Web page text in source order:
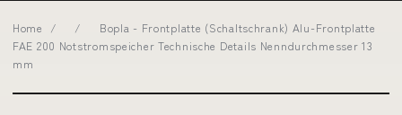
Home / /
Bopla - Frontplatte (Schaltschrank) Alu-Frontplatte
FAE 200 Notstromspeicher Technische Details Nenndurchmesser 13
mm